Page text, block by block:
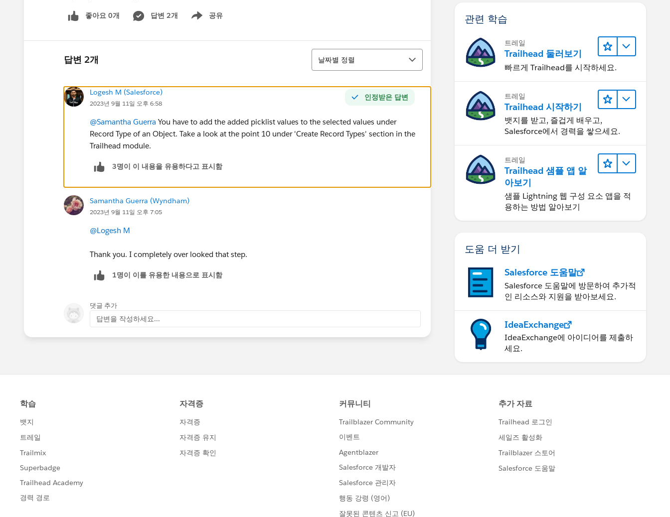
좋아요 0개 답변 2개 공유
Show menu
답변 2개
정렬
날짜별 정렬
인정받은 답변
Logesh M (Salesforce)
2023년 9월 11일 오후 6:58
@Samantha Guerra You have to add the added picklist values to the selected values under
Record Type of an Object. Take a look at the point 10 under 'Create Record Types' section in the
Trailhead module.
3명이 이 내용을 유용하다고 표시함
Samantha Guerra (Wyndham)
2023년 9월 11일 오후 7:05
@Logesh M
Thank you. I completely over looked that step.
1명이 이를 유용한 내용으로 표시함
댓글 추가
답변을 작성하세요...
관련 학습
트레일
Trailhead 둘러보기
빠르게 Trailhead를 시작하세요.
트레일
Trailhead 시작하기
뱃지를 받고, 즐겁게 배우고,
Salesforce에서 경력을 쌓으세요.
트레일
Trailhead 샘플 앱 알
아보기
샘플 Lightning 웹 구성 요소 앱을 적
용하는 방법 알아보기
도움 더 받기
Salesforce 도움말
Salesforce 도움말에 방문하여 추가적
인 리소스와 지원을 받아보세요.
IdeaExchange
IdeaExchange에 아이디어를 제출하
세요.